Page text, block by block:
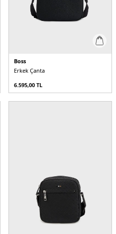
Boss
Erkek Çanta
6.595,00 TL